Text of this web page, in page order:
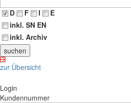
D
F I
E
inkl. SN EN
inkl. Archiv
zur Übersicht
Login
Kundennummer